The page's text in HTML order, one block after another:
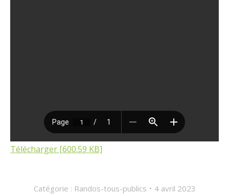
Télécharger [600.59 KB]
Catégorie : Randos-tous-publics 4 avril 2023